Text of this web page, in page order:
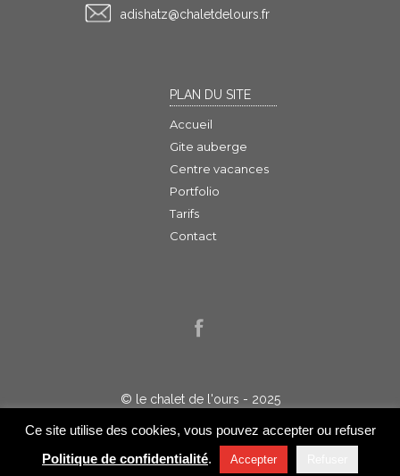
rf.sruoledtelahc@ztahsida
PLAN DU SITE
Accueil
Gite auberge
Centre vacances
Portfolio
Tarifs
Contact
© le chalet de l'ours - 2025
Jelakart
Ce site utilise des cookies, vous pouvez accepter ou refuser
Politique de confidentialité. Accepter